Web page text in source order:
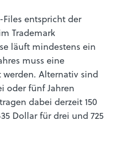
entspricht der
Trademark
läuft mindestens ein
muss eine
Alternativ sind
oder fünf Jahren
dabei derzeit 150
Dollar für drei und 725